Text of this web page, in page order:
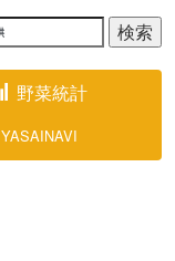
野菜統計
YASAINAVI